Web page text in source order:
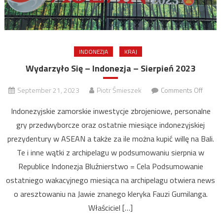
INDONEZJA KRAJ
Wydarzyło Się – Indonezja – Sierpień 2023
September 21, 2023 Piotr Śmieszek Comments Offon
Się
–
–
Indonezyjskie zamorskie inwestycje zbrojeniowe, personalne
gry przedwyborcze oraz ostatnie miesiące indonezyjskiej
prezydentury w ASEAN a także za ile można kupić willę na Bali.
Te i inne wątki z archipelagu w podsumowaniu sierpnia w
Republice Indonezja Bluźnierstwo = Cela Podsumowanie
ostatniego wakacyjnego miesiąca na archipelagu otwiera news
o aresztowaniu na Jawie znanego kleryka Fauzi Gumilanga.
Właściciel […]